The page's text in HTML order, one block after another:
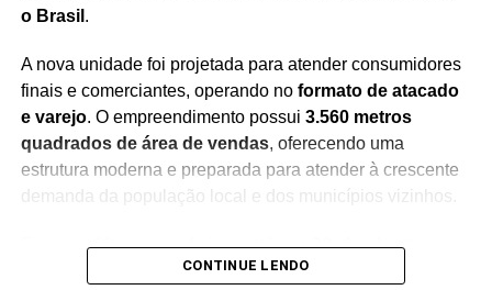
o Brasil .
A nova unidade foi projetada para atender consumidores
finais e comerciantes, operando no formato de atacado
e varejo. O empreendimento possui 3.560 metros
quadrados de área de vendas, oferecendo uma
estrutura moderna e preparada para atender à crescente
demanda da população local e dos municípios vizinhos.
Entre os diferenciais da loja estão os20 checkouts
garantem maior agilidade no atendimento, além de um
CONTINUE LENDO